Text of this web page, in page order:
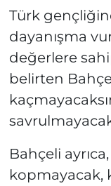
Türk
dayanışma
değerlere
belirten
Bahçeli
kopmayacak,